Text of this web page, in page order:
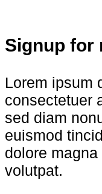
Signup for
Lorem ipsum
consectetuer
sed diam
euismod
dolore
volutpat.